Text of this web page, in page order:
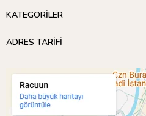
KATEGORİLER
ADRES TARİFİ